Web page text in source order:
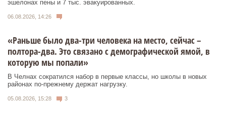
эшелонах пены и 7 тыс. эвакуированных.
06.08.2026, 14:26
«Раньше было два-три человека на место, сейчас –
полтора-два. Это связано с демографической ямой, в
которую мы попали»
В Челнах сократился набор в первые классы, но школы в новых
районах по-прежнему держат нагрузку.
05.08.2026, 15:28 3